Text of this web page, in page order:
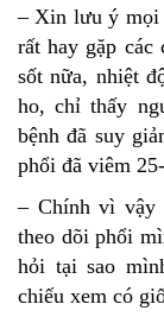
– Xin lưu ý mọi
rất hay gặp
sốt nữa, nhiệt
ho, chỉ thấy
bệnh đã suy
phổi đã viêm
– Chính vì vậy
theo dõi phổi
hỏi tại sao
chiếu xem có